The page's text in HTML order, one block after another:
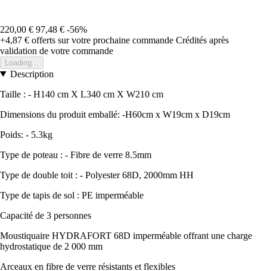
220,00 € 97,48 € -56%
+4,87 € offerts sur votre prochaine commande Crédités après
validation de votre commande
Loading...
Description
Taille : - H140 cm X L340 cm X W210 cm
Dimensions du produit emballé: -H60cm x W19cm x D19cm
Poids: - 5.3kg
Type de poteau : - Fibre de verre 8.5mm
Type de double toit : - Polyester 68D, 2000mm HH
Type de tapis de sol : PE imperméable
Capacité de 3 personnes
Moustiquaire HYDRAFORT 68D imperméable offrant une charge
hydrostatique de 2 000 mm
Arceaux en fibre de verre résistants et flexibles